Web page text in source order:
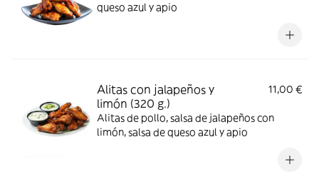
queso azul y apio
Alitas con jalapeños y
limón (320 g.)
11,00 €
Alitas de pollo, salsa de jalapeños con
limón, salsa de queso azul y apio